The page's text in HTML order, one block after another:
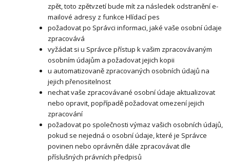
zpět, toto zpětvzetí bude mít za následek odstranění e-
mailové adresy z funkce Hlídací pes
požadovat po Správci informaci, jaké vaše osobní údaje
zpracovává
vyžádat si u Správce přístup k vašim zpracovávaným
osobním údajům a požadovat jejich kopii
u automatizovaně zpracovaných osobních údajů na
jejich přenositelnost
nechat vaše zpracovávané osobní údaje aktualizovat
nebo opravit, popřípadě požadovat omezení jejich
zpracování
požadovat po společnosti výmaz vašich osobních údajů,
pokud se nejedná o osobní údaje, které je Správce
povinen nebo oprávněn dále zpracovávat dle
příslušných právních předpisů